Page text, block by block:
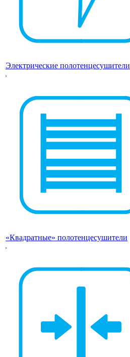
Электрические полотенцесушители
«Квадратные» полотенцесушители